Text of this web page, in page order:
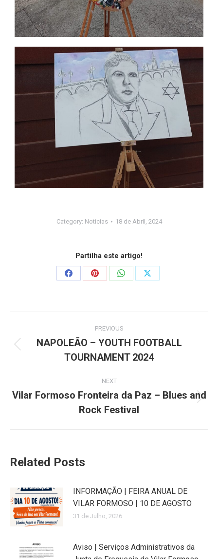
Category: Notícias 18 de Abril, 2024
Partilha este artigo!
PREVIOUS
NAPOLEÃO – YOUTH FOOTBALL
TOURNAMENT 2024
NEXT
Vilar Formoso Fronteira da Paz – Blues and
Rock Festival
Related Posts
INFORMAÇÃO | FEIRA ANUAL DE
VILAR FORMOSO | 10 DE AGOSTO
31 de Julho, 2026
Aviso | Serviços Administrativos da